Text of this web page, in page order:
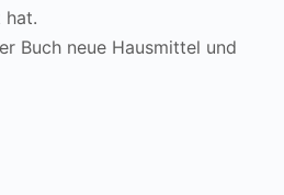
hat.
Buch neue Hausmittel und